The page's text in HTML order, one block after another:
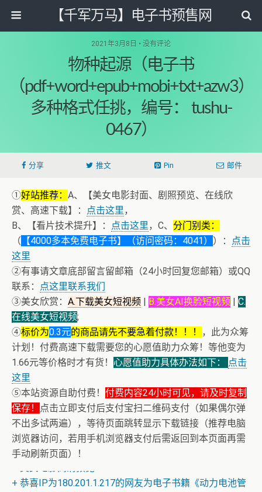
【千军万马】电子书预售网
2021年3月8日 • 没有评论
物种起源（电子书
（pdf+word+epub+mobi+txt+azw3）
多种格式任挑，编号： tushu-
0467）
分享 推文 Pin 邮件
①好站推荐： A、【美女电影封面、剧照预览、在线欣
赏、高速下载】：
点击这里，
B、【看片技术提升】：
点击这里，C、 分门别类：
（ 【4000多本免费电子书】（访问密码：4041） ）：
点击
这里
②有事请文章底部留言留邮箱（24小时回复您邮箱）或QQ
联系：
点这里联系我们
③美女欣赏： A.下载美女短视频 | B.美女AI换脸短视频 | C.
在线美女短视频;
④标价为0.3元的商品请先不要急着付款！！！
，此为众筹
计划！付费高速下载需要您的心愿值助力众筹！等他变为
1.66元等价格时才有货！ 心愿值助力具体办法如下：
点击
这里
⑤本站资源自助付费！ 付费内容24小时可见，请及时复制
保存！
点击立即支付后支付宝扫二维码支付（如果偶尔弹
不出多试两遍），等待页面跳转显示下载链接（推荐电脑
浏览器访问，若用手机浏览器支付后需返回到本页面再需
手动刷新页面）！
+ 恭喜IP为180.201.1.217的网友为电子书籍《动力电池管